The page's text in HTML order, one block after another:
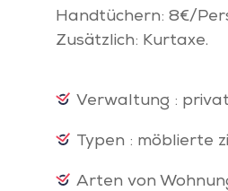
Handtüchern: 8€/
Zusätzlich: Kurtaxe.
Verwaltung :
Typen : möblierte
Arten von